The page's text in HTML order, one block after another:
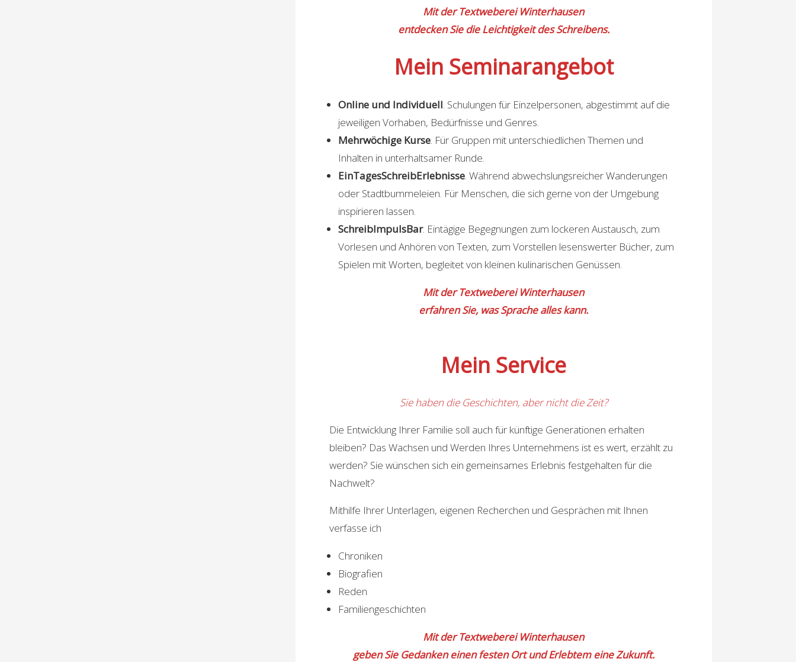
Mit der Textweberei Winterhausen
entdecken Sie die Leichtigkeit des Schreibens.
Mein Seminarangebot
Online und Individuell. Schulungen für Einzelpersonen, abgestimmt auf die
jeweiligen Vorhaben, Bedürfnisse und Genres.
Mehrwöchige Kurse. Für Gruppen mit unterschiedlichen Themen und
Inhalten in unterhaltsamer Runde.
EinTagesSchreibErlebnisse. Während abwechslungsreicher Wanderungen
oder Stadtbummeleien. Für Menschen, die sich gerne von der Umgebung
inspirieren lassen.
SchreibImpulsBar. Eintägige Begegnungen zum lockeren Austausch, zum
Vorlesen und Anhören von Texten, zum Vorstellen lesenswerter Bücher, zum
Spielen mit Worten, begleitet von kleinen kulinarischen Genüssen.
Mit der Textweberei Winterhausen
erfahren Sie, was Sprache alles kann.
Mein Service
Sie haben die Geschichten, aber nicht die Zeit?
Die Entwicklung Ihrer Familie soll auch für künftige Generationen erhalten
bleiben? Das Wachsen und Werden Ihres Unternehmens ist es wert, erzählt zu
werden? Sie wünschen sich ein gemeinsames Erlebnis festgehalten für die
Nachwelt?
Mithilfe Ihrer Unterlagen, eigenen Recherchen und Gesprächen mit Ihnen
verfasse ich
Chroniken
Biografien
Reden
Familiengeschichten
Mit der Textweberei Winterhausen
geben Sie Gedanken einen festen Ort und Erlebtem eine Zukunft.